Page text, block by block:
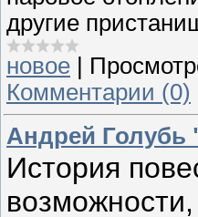
другие
новое
Комментарии (0)
Андрей Голубь
История